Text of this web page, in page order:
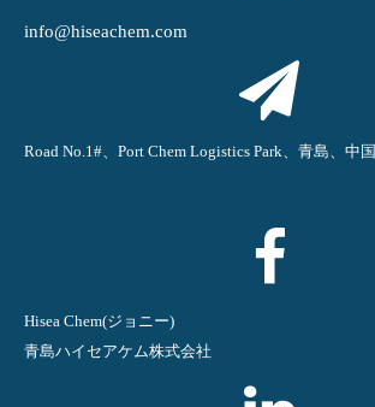
info@hiseachem.com
Road No.1#、Port Chem Logistics Park、青島、中国
Hisea Chem(ジョニー)
青島ハイセアケム株式会社